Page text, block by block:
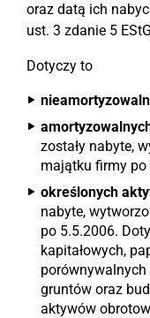
oraz datą ich
ust. 3 zdanie 5
Dotyczy to
zostały nabyte,
majątku firmy po
określonych
nabyte,
po 5.5.2006.
kapitałowych,
gruntów oraz
aktywów